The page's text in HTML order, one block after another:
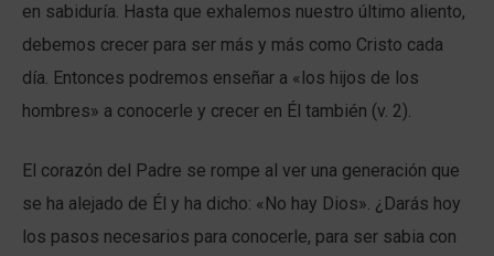
en sabiduría. Hasta que exhalemos nuestro último aliento,
debemos crecer para ser más y más como Cristo cada
día. Entonces podremos enseñar a «los hijos de los
hombres» a conocerle y crecer en Él también (v. 2).
El corazón del Padre se rompe al ver una generación que
se ha alejado de Él y ha dicho: «No hay Dios». ¿Darás hoy
los pasos necesarios para conocerle, para ser sabia con